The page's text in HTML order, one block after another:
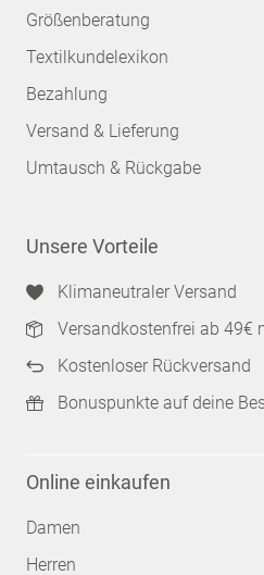
Größenberatung
Textilkundelexikon
Bezahlung
Versand & Lieferung
Umtausch & Rückgabe
Unsere Vorteile
Klimaneutraler Versand
Versandkostenfrei ab 49€
Kostenloser Rückversand
Bonuspunkte auf deine
Online einkaufen
Damen
Herren